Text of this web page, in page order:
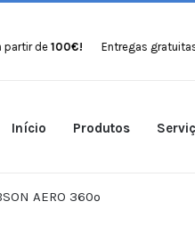
100€! Entregas gratuitas com
Início Produtos
AERO 360º